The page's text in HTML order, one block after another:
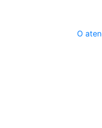
O